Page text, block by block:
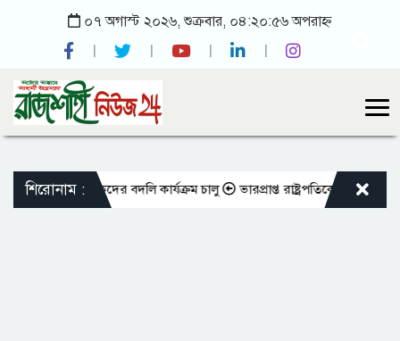
০৭ অগাস্ট ২০২৬, শুক্রবার, ০৪:২০:৫৬ অপরাহ্ন
শিরোনাম :
শিক্ষকদের বদলি কার্যক্রম চালু ভারপ্রাপ্ত রাষ্ট্রপতিকে শুভেচ্ছা